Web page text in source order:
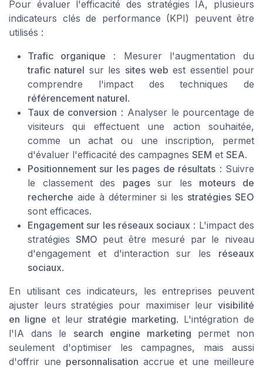
Pour évaluer l'efficacité des stratégies IA, plusieurs
indicateurs clés de performance (KPI) peuvent être
utilisés :
Trafic organique : Mesurer l'augmentation du
trafic naturel sur les sites web est essentiel pour
comprendre l'impact des techniques de
référencement naturel.
Taux de conversion : Analyser le pourcentage de
visiteurs qui effectuent une action souhaitée,
comme un achat ou une inscription, permet
d'évaluer l'efficacité des campagnes SEM et SEA.
Positionnement sur les pages de résultats : Suivre
le classement des pagessur les moteurs de
recherche aide à déterminer si les stratégies SEO
sont efficaces.
Engagement sur les réseaux sociaux : L'impact des
stratégies SMO peut être mesuré par le niveau
d'engagement et d'interaction sur les réseaux
sociaux.
En utilisant ces indicateurs, les entreprises peuvent
ajuster leurs stratégies pour maximiser leur visibilité
en ligne et leur stratégie marketing. L'intégration de
l'IA dans le search engine marketing permet non
seulement d'optimiser les campagnes, mais aussi
d'offrir une personnalisation accrue et une meilleure